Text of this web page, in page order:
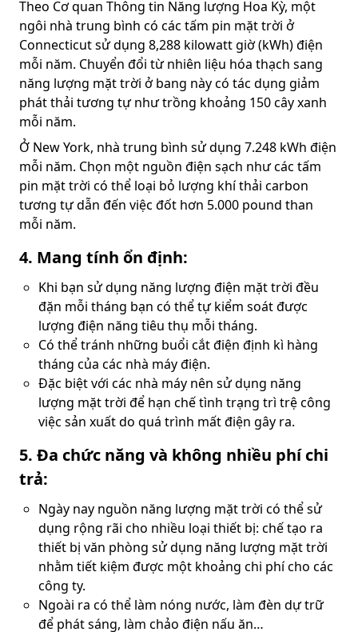
Theo Cơ quan Thông tin Năng lượng Hoa Kỳ, một
ngôi nhà trung bình có các tấm pin mặt trời ở
Connecticut sử dụng 8,288 kilowatt giờ (kWh) điện
mỗi năm. Chuyển đổi từ nhiên liệu hóa thạch sang
năng lượng mặt trời ở bang này có tác dụng giảm
phát thải tương tự như trồng khoảng 150 cây xanh
mỗi năm.
Ở New York, nhà trung bình sử dụng 7.248 kWh điện
mỗi năm. Chọn một nguồn điện sạch như các tấm
pin mặt trời có thể loại bỏ lượng khí thải carbon
tương tự dẫn đến việc đốt hơn 5.000 pound than
mỗi năm.
4. Mang tính ổn định:
Khi bạn sử dụng năng lượng điện mặt trời đều
đặn mỗi tháng bạn có thể tự kiểm soát được
lượng điện năng tiêu thụ mỗi tháng.
Có thể tránh những buổi cắt điện định kì hàng
tháng của các nhà máy điện.
Đặc biệt với các nhà máy nên sử dụng năng
lượng mặt trời để hạn chế tình trạng trì trệ công
việc sản xuất do quá trình mất điện gây ra.
5. Đa chức năng và không nhiều phí chi
trả:
Ngày nay nguồn năng lượng mặt trời có thể sử
dụng rộng rãi cho nhiều loại thiết bị: chế tạo ra
thiết bị văn phòng sử dụng năng lượng mặt trời
nhằm tiết kiệm được một khoảng chi phí cho các
công ty.
Ngoài ra có thể làm nóng nước, làm đèn dự trữ
để phát sáng, làm chảo điện nấu ăn…